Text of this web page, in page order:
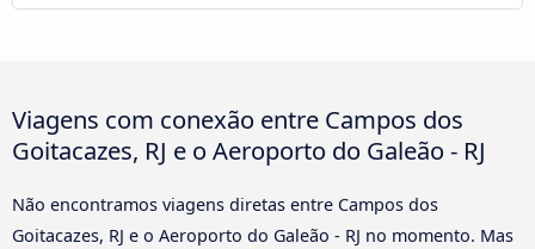
Viagens com conexão entre Campos dos
Goitacazes, RJ e o Aeroporto do Galeão - RJ
Não encontramos viagens diretas entre Campos dos
Goitacazes, RJ e o Aeroporto do Galeão - RJ no momento. Mas